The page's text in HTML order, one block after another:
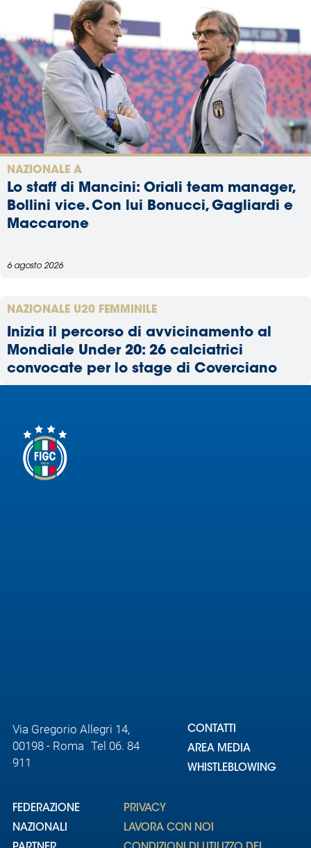
NAZIONALE A
Lo staff di Mancini: Oriali team manager,
Bollini vice. Con lui Bonucci, Gagliardi e
Maccarone
6 agosto 2026
NAZIONALE U20 FEMMINILE
Inizia il percorso di avvicinamento al
Mondiale Under 20: 26 calciatrici
convocate per lo stage di Coverciano
Via Gregorio Allegri 14,
00198 - Roma Tel 06. 84
911
CONTATTI
AREA MEDIA
WHISTLEBLOWING
FEDERAZIONE
NAZIONALI
PRIVACY
LAVORA CON NOI